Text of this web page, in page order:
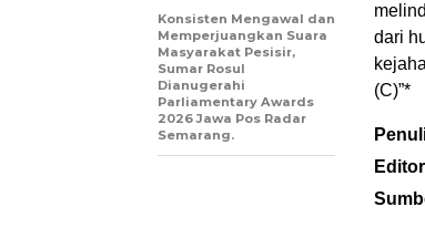
dari
(C)”*
Konsisten Mengawal dan
Memperjuangkan Suara
Masyarakat Pesisir,
Sumar Rosul
Dianugerahi
Parliamentary Awards
2026 Jawa Pos Radar
Semarang.